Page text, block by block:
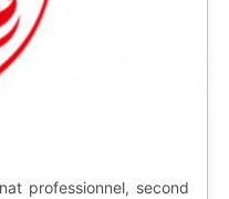
professionnel, second